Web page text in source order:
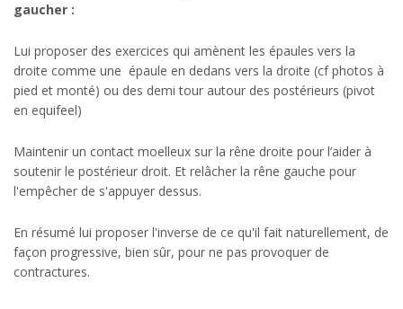
gaucher :
Lui proposer des exercices qui amènent les épaules vers la
droite comme une épaule en dedans vers la droite (cf photos à
pied et monté) ou des demi tour autour des postérieurs (pivot
en equifeel)
Maintenir un contact moelleux sur la rêne droite pour l’aider à
soutenir le postérieur droit. Et relâcher la rêne gauche pour
l'empêcher de s'appuyer dessus.
En résumé lui proposer l'inverse de ce qu'il fait naturellement, de
façon progressive, bien sûr, pour ne pas provoquer de
contractures.